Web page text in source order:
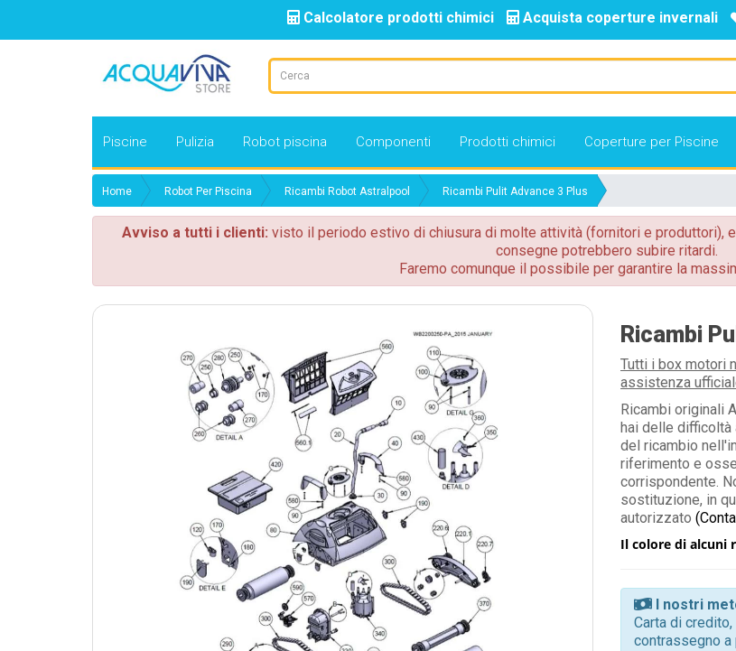
Calcolatore prodotti chimici Acquista coperture invernali
Piscine Pulizia Robot piscina Componenti Prodotti chimici Coperture per Piscine
Home Robot Per Piscina Ricambi Robot Astralpool Ricambi Pulit Advance 3 Plus
Avviso a tutti i clienti: visto il periodo estivo di chiusura di molte attività (fornitori e produttori),
consegne potrebbero subire ritardi.
Faremo comunque il possibile per garantire la
Ricambi
Tutti i box motori
assistenza
Ricambi originali
hai delle difficoltà
del ricambio
riferimento e
corrispondente.
sostituzione, in
autorizzato
Il colore di alcuni
I nostri
Carta di
contrassegno a